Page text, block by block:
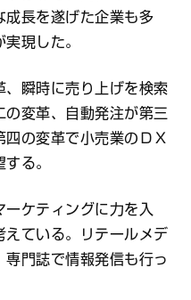
成長を遂げた企業も多
現した。
、瞬時に売り上げを検索
変革、自動発注が第三
の変革で小売業のＤＸ
る。
ケティングに力を入
ている。リテールメデ
門誌で情報発信も行っ